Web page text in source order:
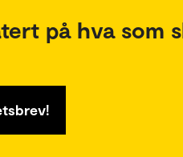
på hva som